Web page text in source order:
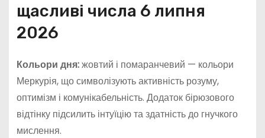
щасливі числа 6 липня
2026
Кольори дня:жовтий і помаранчевий — кольори
Меркурія, що символізують активність розуму,
оптимізм і комунікабельність. Додаток бірюзового
відтінку підсилить інтуїцію та здатність до гнучкого
мислення.